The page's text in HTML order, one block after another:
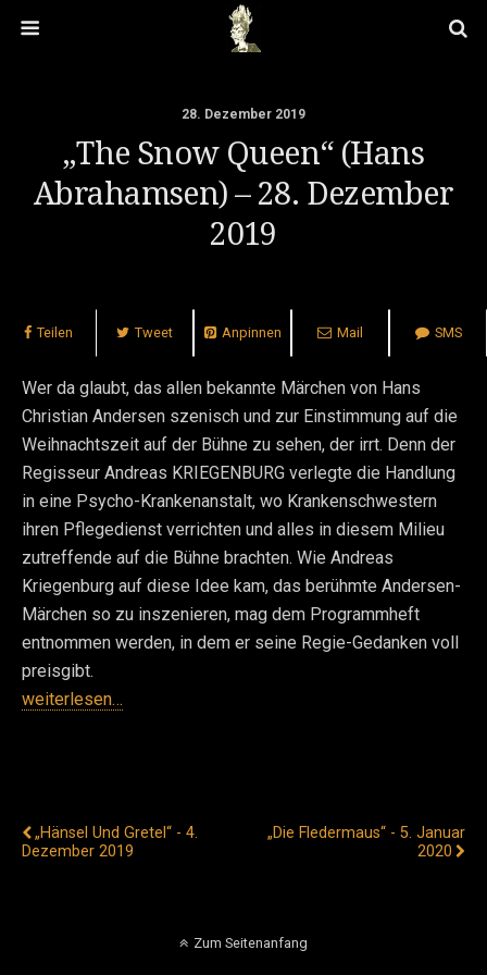
28. Dezember 2019
„The Snow Queen“ (Hans
Abrahamsen) – 28. Dezember
2019
Teilen Tweet Anpinnen Mail SMS
Wer da glaubt, das allen bekannte Märchen von Hans
Christian Andersen szenisch und zur Einstimmung auf die
Weihnachtszeit auf der Bühne zu sehen, der irrt. Denn der
Regisseur Andreas KRIEGENBURG verlegte die Handlung
in eine Psycho-Krankenanstalt, wo Krankenschwestern
ihren Pflegedienst verrichten und alles in diesem Milieu
zutreffende auf die Bühne brachten. Wie Andreas
Kriegenburg auf diese Idee kam, das berühmte Andersen-
Märchen so zu inszenieren, mag dem Programmheft
entnommen werden, in dem er seine Regie-Gedanken voll
preisgibt.
weiterlesen…
„Hänsel Und Gretel“ - 4.
Dezember 2019
„Die Fledermaus“ - 5. Januar
2020
Zum Seitenanfang